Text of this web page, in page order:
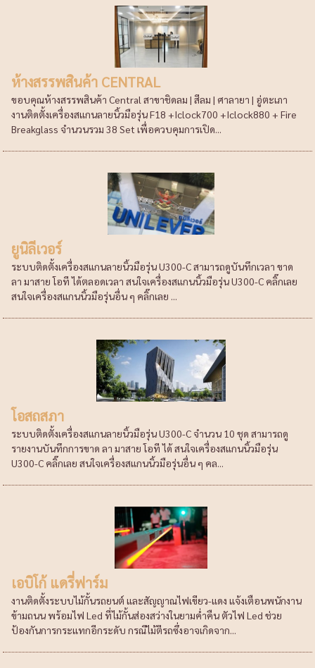
ห้างสรรพสินค้า CENTRAL
ขอบคุณห้างสรรพสินค้า Central สาขาชิดลม | สีลม | ศาลายา | อู่ตะเภา
งานติดตั้งเครื่องสแกนลายนิ้วมือรุ่น F18 +Iclock700 +Iclock880 + Fire
Breakglass จำนวนรวม 38 Set เพื่อควบคุมการเปิด...
ยูนิลีเวอร์
ระบบติดตั้งเครื่องสแกนลายนิ้วมือรุ่น U300-C สามารถดูบันทึกเวลา ขาด
ลา มาสาย โอที ได้ตลอดเวลา สนใจเครื่องสแกนนิ้วมือรุ่น U300-C คลิ๊กเลย
สนใจเครื่องสแกนนิ้วมือรุ่นอื่น ๆ คลิ๊กเลย ...
โอสถสภา
ระบบติดตั้งเครื่องสแกนลายนิ้วมือรุ่น U300-C จำนวน 10 ชุด สามารถดู
รายงานบันทึกการขาด ลา มาสาย โอที ได้ สนใจเครื่องสแกนนิ้วมือรุ่น
U300-C คลิ๊กเลย สนใจเครื่องสแกนนิ้วมือรุ่นอื่น ๆ คล...
เอบิโก้ แดรี่ฟาร์ม
งานติดตั้งระบบไม้กั้นรถยนต์ และสัญญาณไฟเขียว-แดง แจ้งเตือนพนักงาน
ข้ามถนน พร้อมไฟ Led ที่ไม้กั้นส่องสว่างในยามค่ำคืน ตัวไฟ Led ช่วย
ป้องกันการกระแทกอีกระดับ กรณีไม้ตีรถซึ่งอาจเกิดจาก...